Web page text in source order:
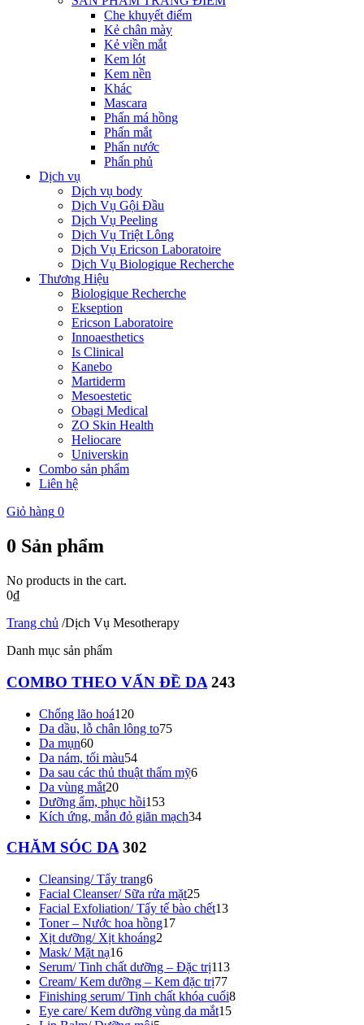
Che khuyết điểm
Kẻ chân mày
Kẻ viền mắt
Kem lót
Kem nền
Khác
Mascara
Phấn má hồng
Phấn mắt
Phấn nước
Phấn phủ
Dịch vụ
Dịch vụ body
Dịch Vụ Gội Đầu
Dịch Vụ Peeling
Dịch Vụ Triệt Lông
Dịch Vụ Ericson Laboratoire
Dịch Vụ Biologique Recherche
Thương Hiệu
Biologique Recherche
Ekseption
Ericson Laboratoire
Innoaesthetics
Is Clinical
Kanebo
Martiderm
Mesoestetic
Obagi Medical
ZO Skin Health
Heliocare
Universkin
Combo sản phẩm
Liên hệ
Giỏ hàng 0
0 Sản phẩm
No products in the cart.
0₫
Trang chủ /Dịch Vụ Mesotherapy
Danh mục sản phẩm
COMBO THEO VẤN ĐỀ DA 243
Chống lão hoá120
Da dầu, lỗ chân lông to75
Da mụn60
Da nám, tối màu54
Da sau các thủ thuật thẩm mỹ6
Da vùng mắt20
Dưỡng ẩm, phục hồi153
Kích ứng, mẫn đỏ giãn mạch34
CHĂM SÓC DA 302
Cleansing/ Tẩy trang6
Facial Cleanser/ Sữa rửa mặt25
Facial Exfoliation/ Tẩy tế bào chết13
Toner – Nước hoa hồng17
Xịt dưỡng/ Xịt khoáng2
Mask/ Mặt nạ16
Serum/ Tinh chất dưỡng – Đặc trị113
Cream/ Kem dưỡng – Kem đặc trị77
Finishing serum/ Tinh chất khóa cuối8
Eye care/ Kem dưỡng vùng da mắt15